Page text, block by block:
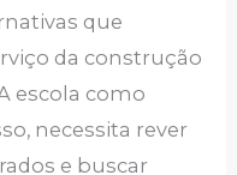
que
da construção
escola como
necessita rever
e buscar